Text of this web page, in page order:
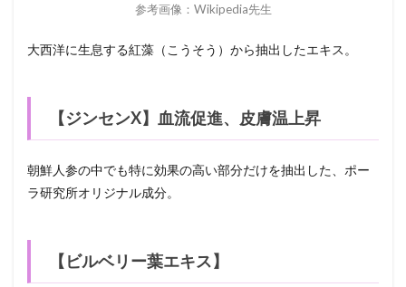
参考画像：Wikipedia先生
大西洋に生息する紅藻（こうそう）から抽出したエキス。
【ジンセンX】血流促進、皮膚温上昇
朝鮮人参の中でも特に効果の高い部分だけを抽出した、ポー
ラ研究所オリジナル成分。
【ビルベリー葉エキス】